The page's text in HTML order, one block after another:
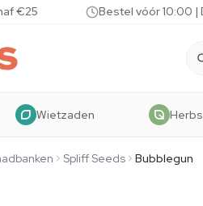
€25 Bestel vóór 10:00
Wietzaden
Spliff Seeds Bubblegun